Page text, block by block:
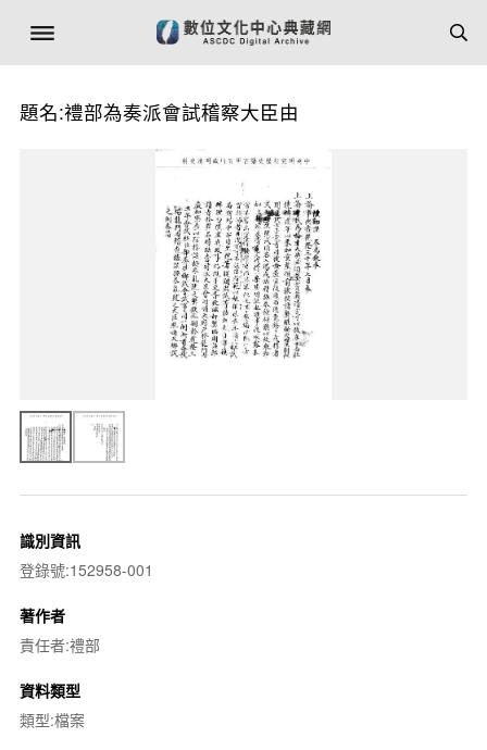
題名:禮部為奏派會試稽察大臣由
識別資訊
登錄號:152958-001
著作者
責任者:禮部
資料類型
類型:檔案